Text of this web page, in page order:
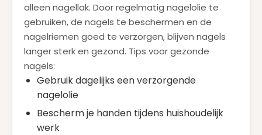
alleen nagellak. Door regelmatig nagelolie te
gebruiken, de nagels te beschermen en de
nagelriemen goed te verzorgen, blijven nagels
langer sterk en gezond. Tips voor gezonde
nagels:
Gebruik dagelijks een verzorgende
nagelolie
Bescherm je handen tijdens huishoudelijk
werk